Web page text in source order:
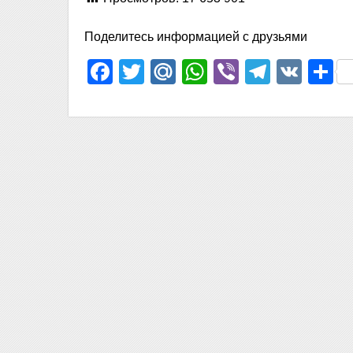
Поделитесь информацией с друзьями
Facebook
TwitterMail.Ru
WhatsApp
Viber VK